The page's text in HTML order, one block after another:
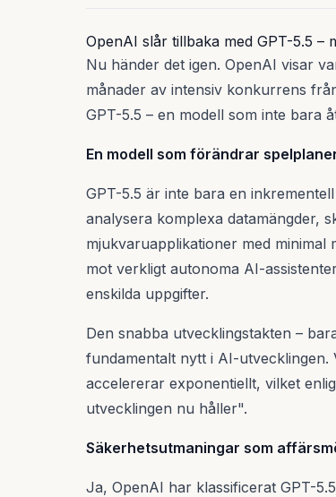
OpenAI slår tillbaka med GPT-5.5
Nu händer det igen. OpenAI visar
månader av intensiv konkurrens
GPT-5.5 – en modell som inte bara
En modell som förändrar
GPT-5.5 är inte bara en
analysera komplexa datamängder,
mjukvaruapplikationer med minimal
mot verkligt autonoma AI-
enskilda uppgifter.
Den snabba utvecklingstakten –
fundamentalt nytt i AI-
accelererar exponentiellt, vilket
utvecklingen nu håller".
Säkerhetsutmaningar som
Ja, OpenAI har klassificerat GPT-